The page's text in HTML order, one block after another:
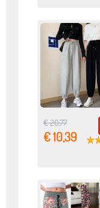
€ 20,77
€ 10,39